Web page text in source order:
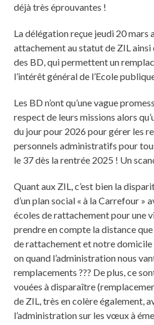
déjà très éprouvantes !
La délégation reçue jeudi 20 mars
attachement au statut de ZIL ainsi
des BD, qui permettent un
l’intérêt général de l’Ecole
Les BD n’ont qu’une vague
respect de leurs missions alors
du jour pour 2026 pour gérer les
personnels administratifs pour
le 37 dès la rentrée 2025 ! Un
Quant aux ZIL, c’est bien la
d’un plan social « à la Carrefour »
écoles de rattachement pour une
prendre en compte la distance que
de rattachement et notre domicile
on quand l’administration nous
remplacements ??? De plus, ce
vouées à disparaître
de ZIL, très en colère également,
l’administration sur les vœux à